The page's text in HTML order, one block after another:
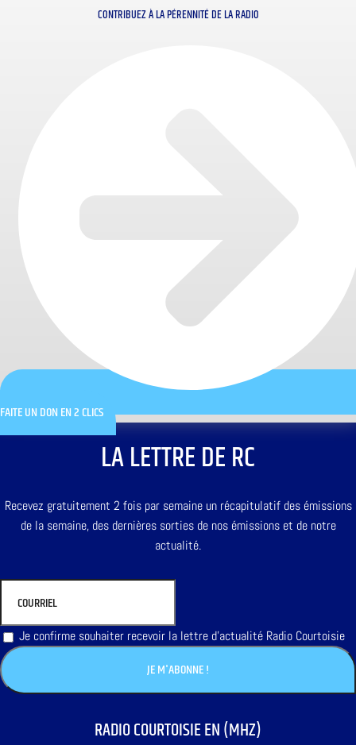
CONTRIBUEZ À LA PÉRENNITÉ DE LA RADIO
FAITE UN DON EN 2 CLICS
LA LETTRE DE RC
Recevez gratuitement 2 fois par semaine un récapitulatif des émissions
de la semaine, des dernières sorties de nos émissions et de notre
actualité.
Je confirme souhaiter recevoir la lettre d'actualité Radio Courtoisie
RADIO COURTOISIE EN (MHZ)